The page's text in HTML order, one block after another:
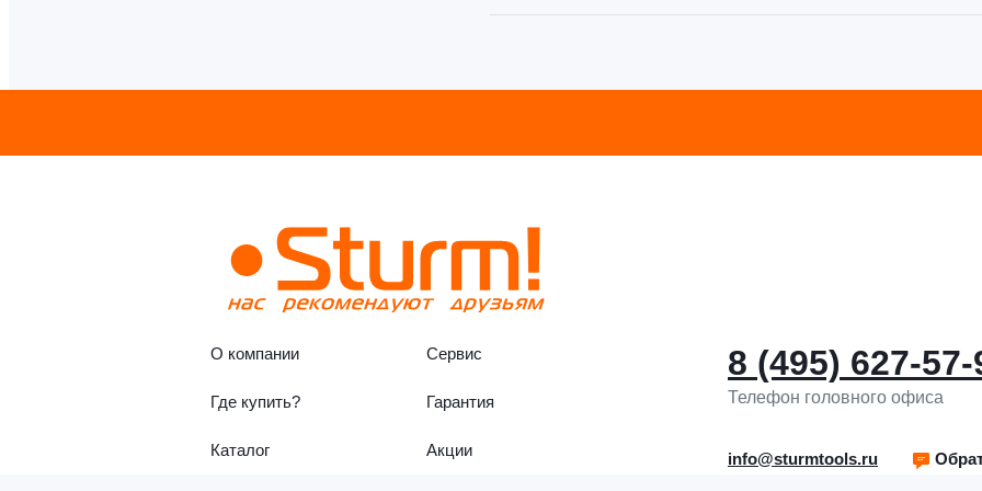
О компании Сервис
Где купить? Гарантия
Каталог Акции
8 (495) 627-57-
Телефон головного офиса
info@sturmtools.ru